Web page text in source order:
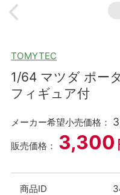
TOMYTEC
1/64 マツダ ポー
フィギュア付
メーカー希望小売価格：
販売価格： 3,300
商品ID